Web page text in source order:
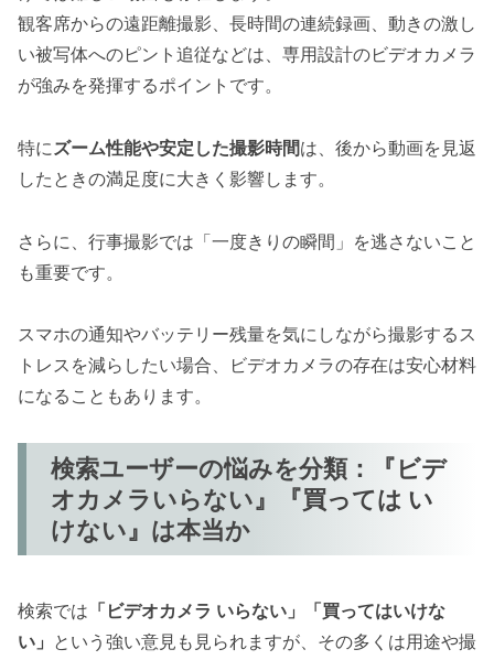
観客席からの遠距離撮影、長時間の連続録画、動きの激し
い被写体へのピント追従などは、専用設計のビデオカメラ
が強みを発揮するポイントです。
特に ズーム性能や安定した撮影時間は、後から動画を見返
したときの満足度に大きく影響します。
さらに、行事撮影では「一度きりの瞬間」を逃さないこと
も重要です。
スマホの通知やバッテリー残量を気にしながら撮影するス
トレスを減らしたい場合、ビデオカメラの存在は安心材料
になることもあります。
検索ユーザーの悩みを分類：『ビデ
オカメラいらない』『買っては い
けない』は本当か
検索では 「ビデオカメラ いらない」「買ってはいけな
い」 という強い意見も見られますが、その多くは用途や撮